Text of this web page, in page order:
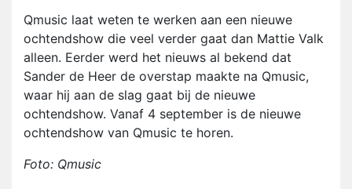
Qmusic laat weten te werken aan een nieuwe
ochtendshow die veel verder gaat dan Mattie Valk
alleen. Eerder werd het nieuws al bekend dat
Sander de Heer de overstap maakte na Qmusic,
waar hij aan de slag gaat bij de nieuwe
ochtendshow. Vanaf 4 september is de nieuwe
ochtendshow van Qmusic te horen.
Foto: Qmusic